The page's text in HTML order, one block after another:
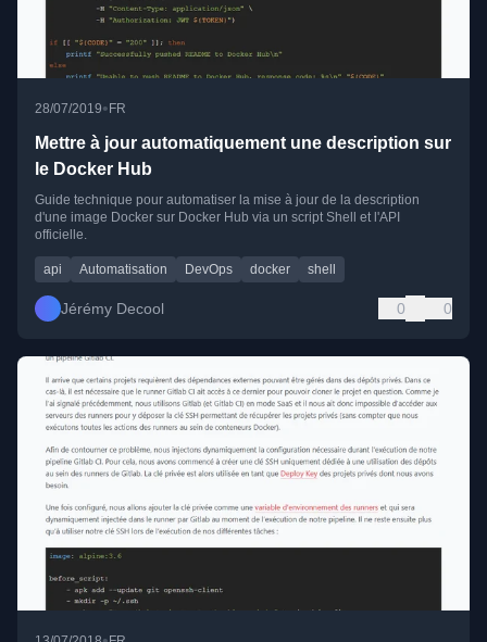
28/07/2019•FR
Mettre à jour automatiquement une description sur
le Docker Hub
Guide technique pour automatiser la mise à jour de la description
d'une image Docker sur Docker Hub via un script Shell et l'API
officielle.
api Automatisation DevOps docker shell
Jérémy Decool 0 0